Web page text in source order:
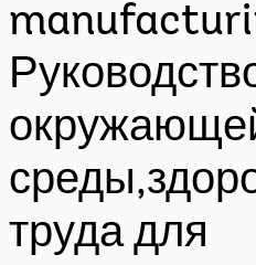
труда для